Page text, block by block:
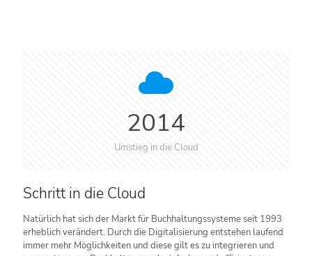
2014
Umstieg in die Cloud
Schritt in die Cloud
Natürlich hat sich der Markt für Buchhaltungssysteme seit 1993
erheblich verändert. Durch die Digitalisierung entstehen laufend
immer mehr Möglichkeiten und diese gilt es zu integrieren und